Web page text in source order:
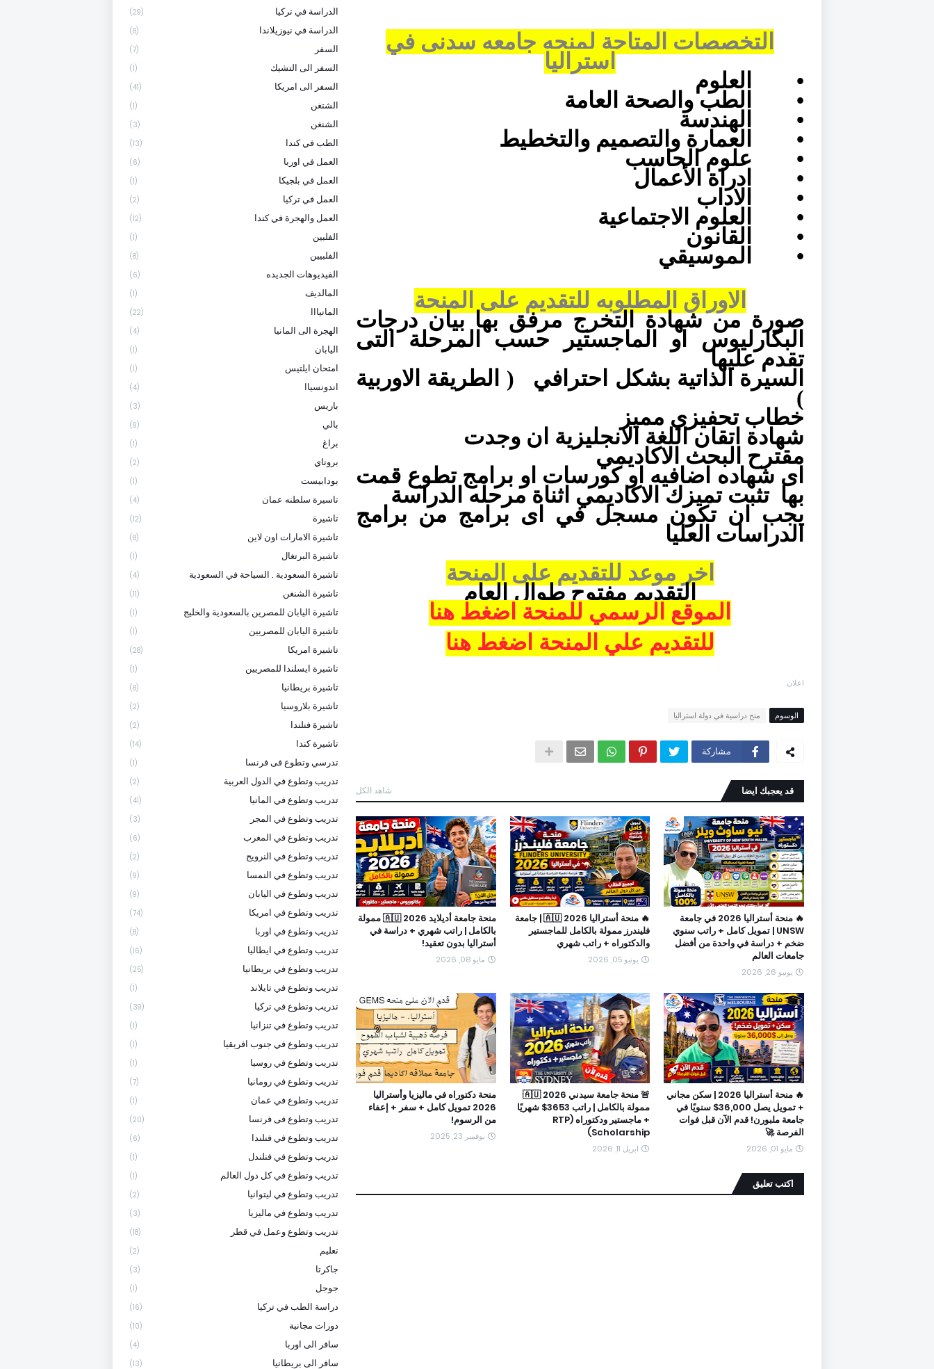
التخصصات المتاحة لمنحه جامعه سدنى في
استراليا
• العلوم
• الطب والصحة العامة
• الهندسة
• العمارة والتصميم والتخطيط
• علوم الحاسب
• ادراة الأعمال
• الاداب
• العلوم الاجتماعية
• القانون
•
الموسيقي
الاوراق المطلوبه للتقديم على المنحة
صورة من شهادة التخرج مرفق بها بيان درجات
البكارليوس او الماجستير حسب المرحلة التى
تقدم عليها
السيرة الذاتية بشكل احترافي ( الطريقة الاوربية
)
خطاب تحفيزي مميز
شهادة اتقان اللغة الانجليزية ان وجدت
مقترح البحث الاكاديمي
اى شهاده اضافيه او كورسات او برامج تطوع قمت
بها تثبت تميزك الاكاديمي اثناة مرحله الدراسة
يجب ان تكون مسجل في اى برامج من برامج
الدراسات العليا
اخر موعد للتقديم على المنحة
التقديم مفتوح طوال العام
الموقع الرسمي للمنحة اضغط هنا
للتقديم علي المنحة اضغط هنا
اعلان
الوسوم منح دراسية في دولة استراليا
مشاركة
قد يعجبك ايضا شاهد الكل
🔥 منحة أستراليا 2026 في جامعة
UNSW | تمويل كامل + راتب سنوي
ضخم + دراسة في واحدة من أفضل
جامعات العالم
يونيو 26, 2026
🔥 منحة أستراليا 2026 🇦🇺 | جامعة
فليندرز ممولة بالكامل للماجستير
والدكتوراه + راتب شهري
يونيو 05, 2026
منحة جامعة أديلايد 2026 🇦🇺 ممولة
بالكامل | راتب شهري + دراسة في
أستراليا بدون تعقيد!
مايو 08, 2026
🔥 منحة أستراليا 2026 | سكن مجاني
+ تمويل يصل 36,000$ سنويًا في
جامعة ملبورن! قدم الآن قبل فوات
الفرصة 🚀
مايو 01, 2026
🚨 منحة جامعة سيدني 2026 🇦🇺
ممولة بالكامل | راتب 3653$ شهريًا
+ ماجستير ودكتوراه (RTP
Scholarship)
ابريل 11, 2026
منحة دكتوراه في ماليزيا وأستراليا
2026 تمويل كامل + سفر + إعفاء
من الرسوم!
نوفمبر 23, 2025
اكتب تعليق
الدراسة في تركيا (29)
الدراسة في نيوزيلاندا (8)
السفر (7)
السفر الى التشيك (1)
السفر الى امريكا (41)
الشتغن (1)
الشنغن (3)
الطب في كندا (13)
العمل في اوربا (6)
العمل في بلجيكا (1)
العمل في تركيا (2)
العمل والهجرة في كندا (12)
الفلبين (1)
الفلبيين (8)
الفيديوهات الجديده (6)
المالديف (1)
المانيااا (22)
الهجرة الى المانيا (4)
اليابان (1)
امتحان ايلتيس (1)
اندونسياا (4)
باريس (3)
بالي (9)
براغ (1)
بروناي (2)
بودابيست (1)
تاسيرة سلطنه عمان (4)
تاشيرة (12)
تاشيرة الامارات اون لاين (8)
تاشيرة البرتغال (1)
تاشيرة السعودية . السياحة في السعودية (4)
تاشيرة الشنغن (11)
تاشيرة اليابان للمصرين بالسعودية والخليج (1)
تاشيرة اليابان للمصريين (1)
تاشيرة امريكا (28)
تاشيرة ايسلندا للمصريين (1)
تاشيرة بريطانيا (8)
تاشيرة بلاروسيا (2)
تاشيرة فنلندا (2)
تاشيرة كندا (14)
تدرسي وتطوع فى فرنسا (1)
تدريب وتطوع في الدول العربية (2)
تدريب وتطوع في المانيا (41)
تدريب وتطوع في المجر (3)
تدريب وتطوع في المغرب (6)
تدريب وتطوع في النرويج (2)
تدريب وتطوع في النمسا (9)
تدريب وتطوع في اليابان (9)
تدريب وتطوع في امريكا (74)
تدريب وتطوع في اوربا (8)
تدريب وتطوع في ايطاليا (16)
تدريب وتطوع في بريطانيا (25)
تدريب وتطوع في تايلاند (1)
تدريب وتطوع في تركيا (39)
تدريب وتطوع في تنزانيا (1)
تدريب وتطوع في جنوب افريقيا (1)
تدريب وتطوع في روسيا (1)
تدريب وتطوع في رومانيا (7)
تدريب وتطوع في عمان (1)
تدريب وتطوع فى فرنسا (20)
تدريب وتطوع في فنلندا (6)
تدريب وتطوع في فنلندل (1)
تدريب وتطوع في كل دول العالم (1)
تدريب وتطوع في ليتوانيا (2)
تدريب وتطوع في ماليزيا (3)
تدريب وتطوع وعمل في قطر (18)
تعليم (2)
جاكرتا (3)
جوجل (1)
دراسة الطب في تركيا (16)
دورات مجانية (10)
سافر الى اوربا (4)
سافر الى بريطانيا (13)